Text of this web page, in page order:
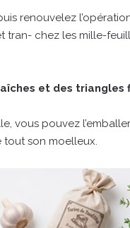
renouvelez
tran- chez les mille-
et des triangles
vous pouvez
tout son moelleux.